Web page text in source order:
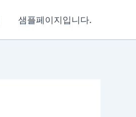
샘플페이지입니다.